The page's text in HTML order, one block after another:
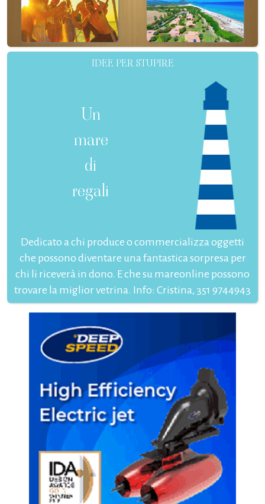
IDEE PER STUPIRE
Un
mare
di
regali
Dedicato a chi produce o commercializza oggetti
che possono diventare una fantastica sorpresa per
chi li riceverà in dono. E che su mareonline possono
trovare la miglior vetrina. Info: Cristina, 351 9744943